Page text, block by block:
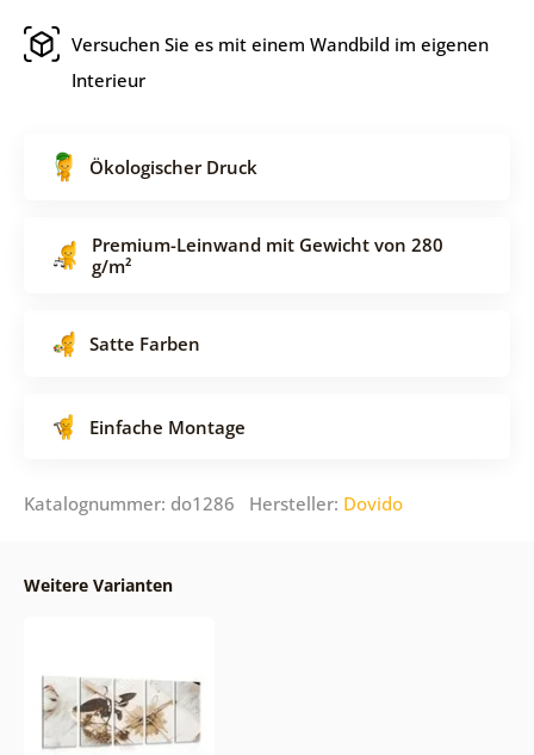
Versuchen Sie es mit einem Wandbild im eigenen
Interieur
Ökologischer Druck
Premium-Leinwand mit Gewicht von 280
g/m²
Satte Farben
Einfache Montage
Katalognummer: do1286 Hersteller: Dovido
Weitere Varianten